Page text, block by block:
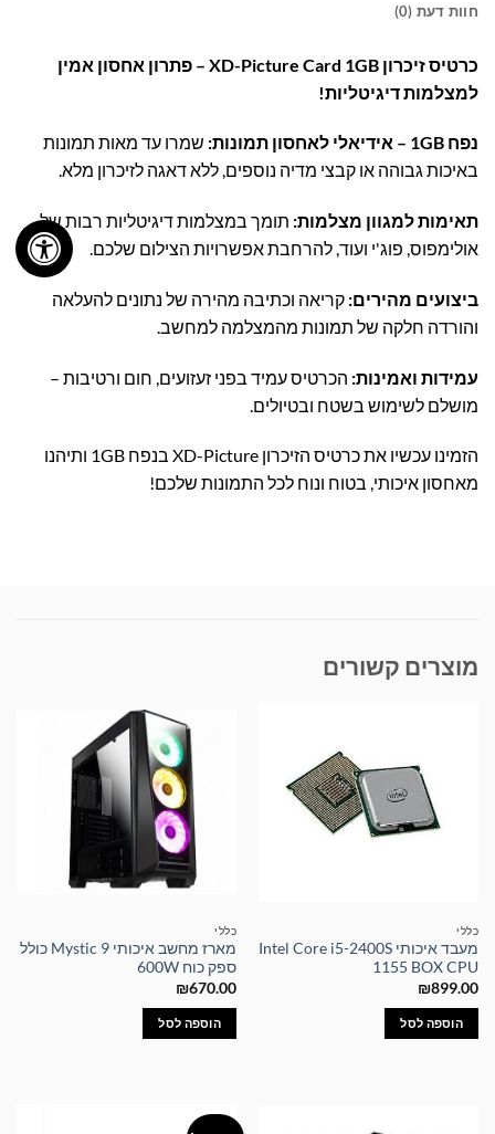
חוות דעת (0)
כרטיס זיכרון XD-Picture Card 1GB – פתרון אחסון אמין
למצלמות דיגיטליות!
נפח 1GB – אידיאלי לאחסון תמונות:
שמרו עד מאות תמונות
באיכות גבוהה או קבצי מדיה נוספים, ללא דאגה לזיכרון מלא.
תאימות למגוון מצלמות: תומך במצלמות דיגיטליות רבות של
אולימפוס, פוג'י ועוד, להרחבת אפשרויות הצילום שלכם.
ביצועים מהירים: קריאה וכתיבה מהירה של נתונים להעלאה
והורדה חלקה של תמונות מהמצלמה למחשב.
עמידות ואמינות: הכרטיס עמיד בפני זעזועים, חום ורטיבות –
מושלם לשימוש בשטח ובטיולים.
הזמינו עכשיו את כרטיס הזיכרון XD-Picture בנפח 1GB ותיהנו
מאחסון איכותי, בטוח ונוח לכל התמונות שלכם!
מוצרים קשורים
כללי
מעבד איכותי Intel Core i5-2400S
1155 BOX CPU
₪899.00
הוספה לסל
כללי
מארז מחשב איכותי Mystic 9 כולל
ספק כוח 600W
₪670.00
הוספה לסל